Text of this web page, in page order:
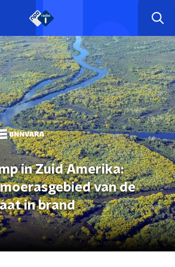
in Zuid Amerika:
van de
in brand